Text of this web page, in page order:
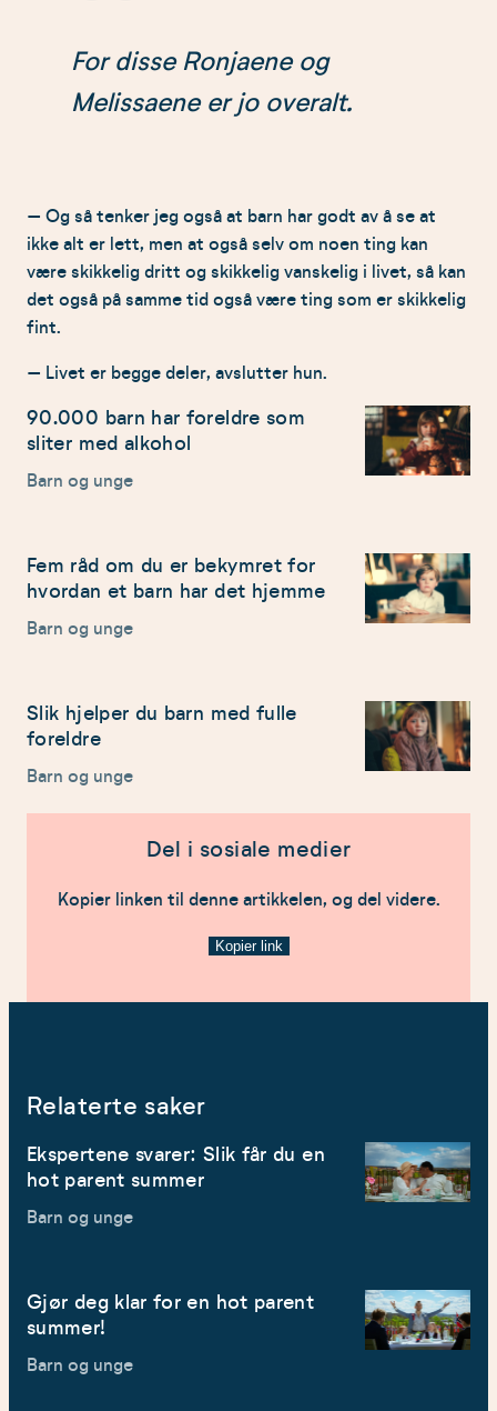
For disse Ronjaene og
Melissaene er jo overalt.
– Og så tenker jeg også at barn har godt av å se at
ikke alt er lett, men at også selv om noen ting kan
være skikkelig dritt og skikkelig vanskelig i livet, så kan
det også på samme tid også være ting som er skikkelig
fint.
– Livet er begge deler, avslutter hun.
90.000 barn har foreldre som
sliter med alkohol
Barn og unge
Fem råd om du er bekymret for
hvordan et barn har det hjemme
Barn og unge
Slik hjelper du barn med fulle
foreldre
Barn og unge
Del i sosiale medier
Kopier linken til denne artikkelen, og del videre.
Kopier link
Relaterte saker
Ekspertene svarer: Slik får du en
hot parent summer
Barn og unge
Gjør deg klar for en hot parent
summer!
Barn og unge